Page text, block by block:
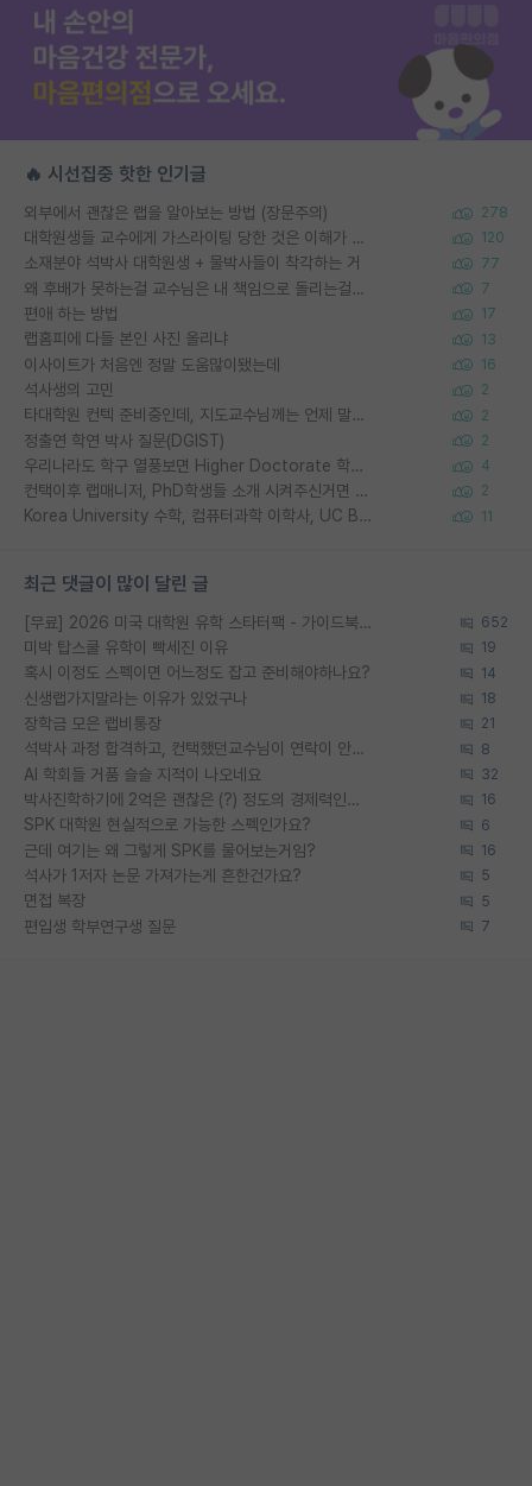
🔥 시선집중 핫한 인기글
외부에서 괜찮은 랩을 알아보는 방법 (장문주의) 278
대학원생들 교수에게 가스라이팅 당한 것은 이해가 갑니다. 안타깝네요. 120
소재분야 석박사 대학원생 + 물박사들이 착각하는 거 77
왜 후배가 못하는걸 교수님은 내 책임으로 돌리는걸까요? 7
편애 하는 방법 17
랩홈피에 다들 본인 사진 올리냐 13
이사이트가 처음엔 정말 도움많이됐는데 16
석사생의 고민 2
타대학원 컨텍 준비중인데, 지도교수님께는 언제 말씀드려야 할까요? 2
정출연 학연 박사 질문(DGIST) 2
우리나라도 학구 열풍보면 Higher Doctorate 학위가 필요하다고 봅니다. 4
컨택이후 랩매니저, PhD학생들 소개 시켜주신거면 거의 컨펌에 가깝나요? 2
Korea University 수학, 컴퓨터과학 이학사, UC Berkeley 산업공학 대학원 공학박사가 되는 것은 쉽지 않겠죠? 11
최근 댓글이 많이 달린 글
[무료] 2026 미국 대학원 유학 스타터팩 - 가이드북 & 합격자 컨택메일 템플릿 652
미박 탑스쿨 유학이 빡세진 이유 19
혹시 이정도 스펙이면 어느정도 잡고 준비해야하나요? 14
신생랩가지말라는 이유가 있었구나 18
장학금 모은 랩비통장 21
석박사 과정 합격하고, 컨택했던교수님이 연락이 안됩니다... 8
AI 학회들 거품 슬슬 지적이 나오네요 32
박사진학하기에 2억은 괜찮은 (?) 정도의 경제력인가요 16
SPK 대학원 현실적으로 가능한 스펙인가요? 6
근데 여기는 왜 그렇게 SPK를 물어보는거임? 16
석사가 1저자 논문 가져가는게 흔한건가요? 5
면접 복장 5
편입생 학부연구생 질문 7